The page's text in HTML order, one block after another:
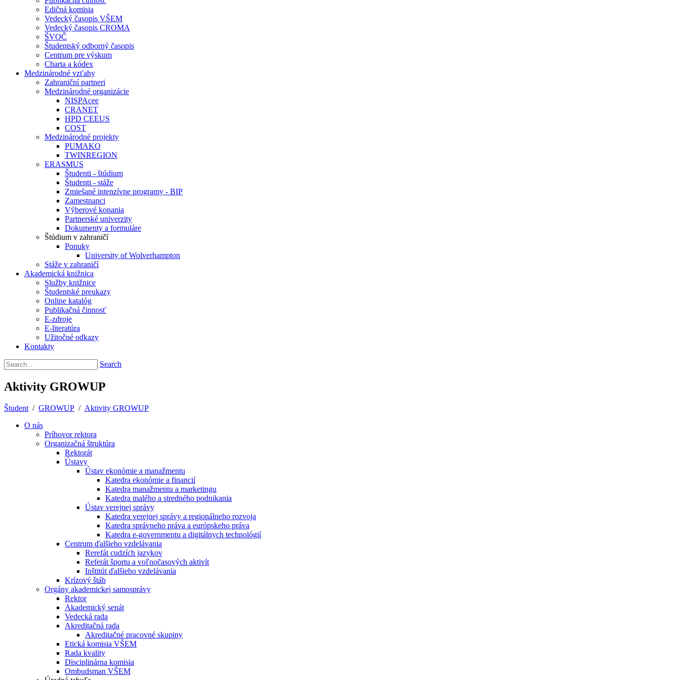
Edičná komisia
Vedecký časopis VŠEM
Vedecký časopis CROMA
ŠVOČ
Študentský odborný časopis
Centrum pre výskum
Charta a kódex
Medzinárodné vzťahy
Zahraniční partneri
Medzinárodné organizácie
NISPAcee
CRANET
HPD CEEUS
COST
Medzinárodné projekty
PUMAKO
TWINREGION
ERASMUS
Študenti - štúdium
Študenti - stáže
Zmiešané intenzívne programy - BIP
Zamestnanci
Výberové konania
Partnerské univerzity
Dokumenty a formuláre
Štúdium v zahraničí
Ponuky
University of Wolverhampton
Stáže v zahraničí
Akademická knižnica
Služby knižnice
Študentské preukazy
Online katalóg
Publikačná činnosť
E-zdroje
E-literatúra
Užitočné odkazy
Kontakty
Search
Aktivity GROWUP
Študent / GROWUP / Aktivity GROWUP
O nás
Príhovor rektora
Organizačná štruktúra
Rektorát
Ústavy
Ústav ekonómie a manažmentu
Katedra ekonómie a financií
Katedra manažmentu a marketingu
Katedra malého a stredného podnikania
Ústav verejnej správy
Katedra verejnej správy a regionálneho rozvoja
Katedra správneho práva a európskeho práva
Katedra e-governmentu a digitálnych technológií
Centrum ďalšieho vzdelávania
Rerefát cudzích jazykov
Referát športu a voľnočasových aktivít
Inštitút ďalšieho vzdelávania
Krízový štáb
Orgány akademickej samosprávy
Rektor
Akademický senát
Vedecká rada
Akreditačná rada
Akreditačné pracovné skupiny
Etická komisia VŠEM
Rada kvality
Disciplinárna komisia
Ombudsman VŠEM